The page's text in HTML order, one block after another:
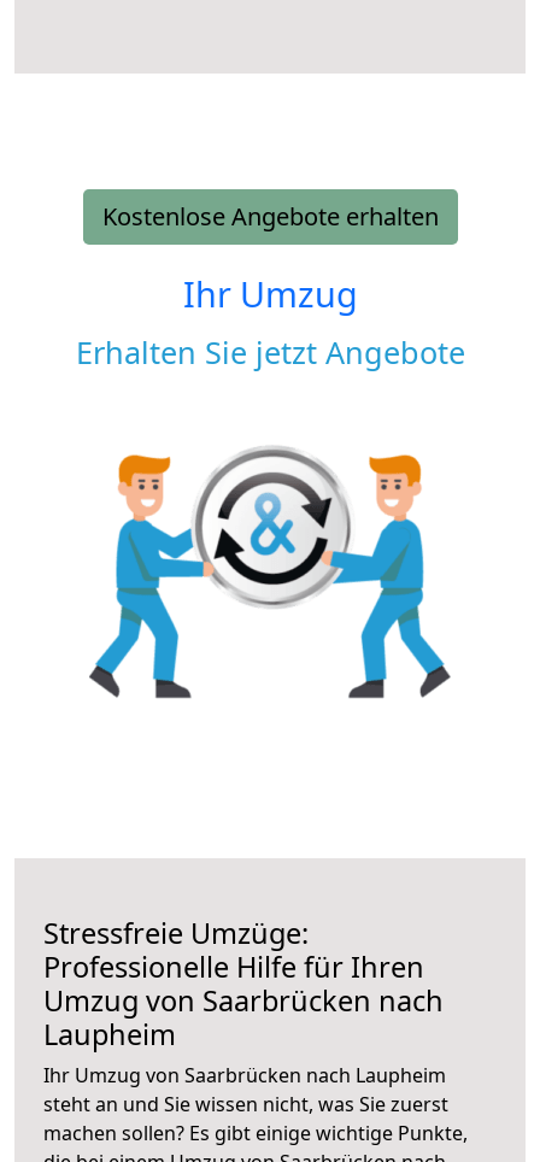
Kostenlose Angebote erhalten
Ihr Umzug
Erhalten Sie jetzt Angebote
Stressfreie Umzüge:
Professionelle Hilfe für Ihren
Umzug von Saarbrücken nach
Laupheim
Ihr Umzug von Saarbrücken nach Laupheim
steht an und Sie wissen nicht, was Sie zuerst
machen sollen? Es gibt einige wichtige Punkte,